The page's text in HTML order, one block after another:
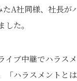
A社同様、社長が
た。
イブ中継でハラス
「ハラスメントと